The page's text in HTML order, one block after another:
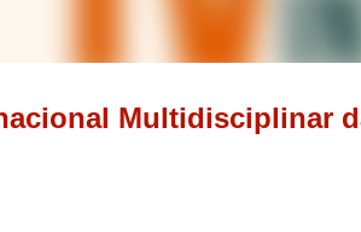
Multidisciplinar